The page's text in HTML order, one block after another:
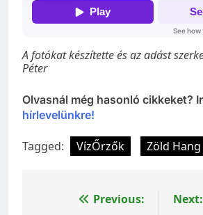
A fotókat készítette és az adást
Péter
Olvasnál még hasonló cikkeket?
hírlevelünkre!
Tagged: VízŐrzők Zöld
BejegyzésPrevious:
Next: